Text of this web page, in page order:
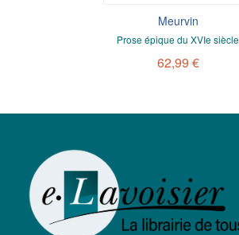
Meurvin
Prose épique du XVIe siècle
62,99 €